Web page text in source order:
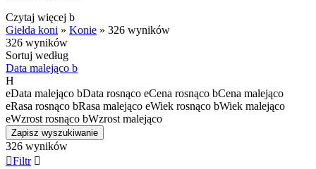
Czytaj więcej b
Giełda koni » Konie » 326 wyników
326 wyników
Sortuj według
Data malejąco b
H
eData malejąco bData rosnąco eCena rosnąco bCena malejąco
eRasa rosnąco bRasa malejąco eWiek rosnąco bWiek malejąco
eWzrost rosnąco bWzrost malejąco
Zapisz wyszukiwanie
326 wyników
Filtr 